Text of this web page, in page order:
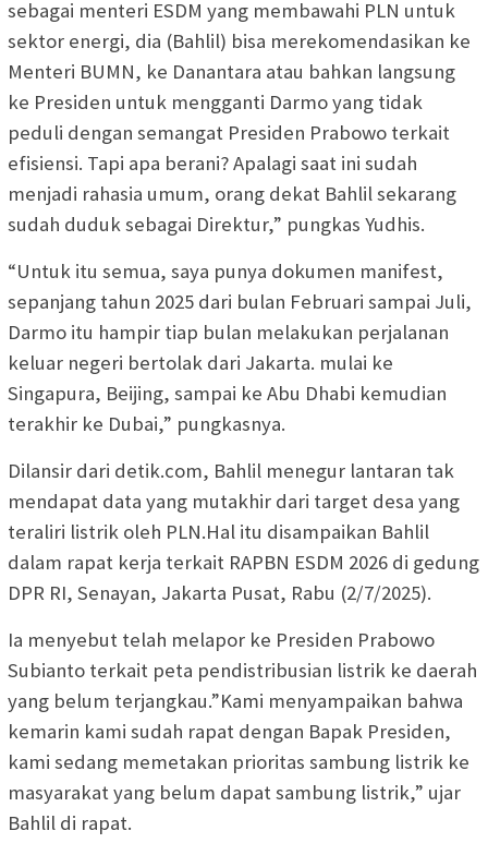
sebagai menteri ESDM yang membawahi PLN untuk
sektor energi, dia (Bahlil) bisa merekomendasikan ke
Menteri BUMN, ke Danantara atau bahkan langsung
ke Presiden untuk mengganti Darmo yang tidak
peduli dengan semangat Presiden Prabowo terkait
efisiensi. Tapi apa berani? Apalagi saat ini sudah
menjadi rahasia umum, orang dekat Bahlil sekarang
sudah duduk sebagai Direktur,” pungkas Yudhis.
“Untuk itu semua, saya punya dokumen manifest,
sepanjang tahun 2025 dari bulan Februari sampai Juli,
Darmo itu hampir tiap bulan melakukan perjalanan
keluar negeri bertolak dari Jakarta. mulai ke
Singapura, Beijing, sampai ke Abu Dhabi kemudian
terakhir ke Dubai,” pungkasnya.
Dilansir dari detik.com, Bahlil menegur lantaran tak
mendapat data yang mutakhir dari target desa yang
teraliri listrik oleh PLN.Hal itu disampaikan Bahlil
dalam rapat kerja terkait RAPBN ESDM 2026 di gedung
DPR RI, Senayan, Jakarta Pusat, Rabu (2/7/2025).
Ia menyebut telah melapor ke Presiden Prabowo
Subianto terkait peta pendistribusian listrik ke daerah
yang belum terjangkau.”Kami menyampaikan bahwa
kemarin kami sudah rapat dengan Bapak Presiden,
kami sedang memetakan prioritas sambung listrik ke
masyarakat yang belum dapat sambung listrik,” ujar
Bahlil di rapat.